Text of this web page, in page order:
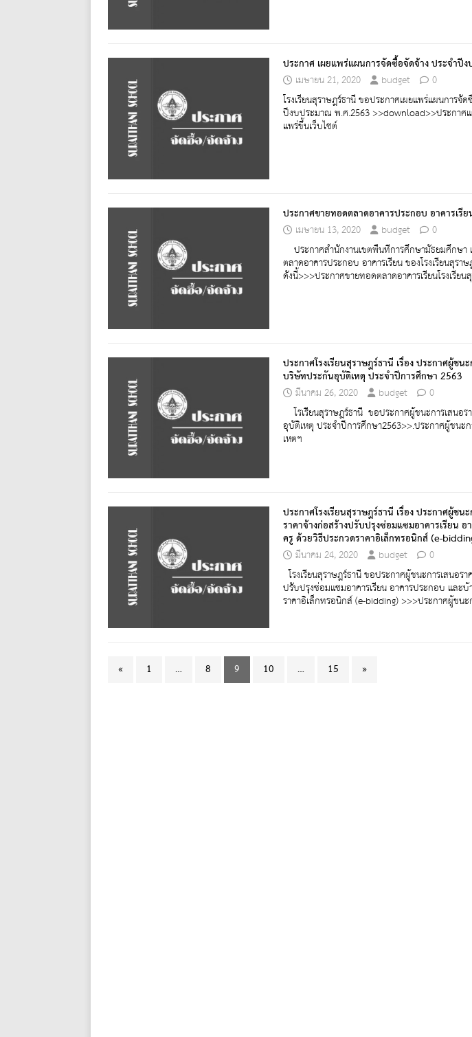
ประกาศ เผยแพร่แผนการจัดซื้อจัดจ้าง ประจำปี
เมษายน 21, 2020
budget
0
โรงเรียนสุราษฎร์ธานี ขอประกาศเผยแพร่แผนการจั
ปีงบประมาณ พ.ศ.2563 >>download>>ประกาศแ
แพร่ขึ้นเว็บไซต์
ประกาศขายทอดตลาดอาคารประกอบ อาคารเรีย
เมษายน 13, 2020
budget
0
ประกาศสำนักงานเขตพื้นที่การศึกษามัธยมศึกษา
ตลาดอาคารประกอบ อาคารเรียน ของโรงเรียนสุรา
ดังนี้>>>ประกาศขายทอดตลาดอาคารเรียนโรงเรียน
ประกาศโรงเรียนสุราษฎร์ธานี เรื่อง ประกาศผู้ชน
บริษัทประกันอุบัติเหตุ ประจำปีการศึกษา 2563
มีนาคม 26, 2020
budget
0
โรเรียนสุราษฎร์ธานี ขอประกาศผู้ชนะการเสนอ
อุบัติเหตุ ประจำปีการศึกษา2563>>.ประกาศผู้ชนะ
เหตฯ
ประกาศโรงเรียนสุราษฎร์ธานี เรื่อง ประกาศผู้ชน
ราคาจ้างก่อสร้างปรับปรุงซ่อมแซมอาคารเรียน
ครู ด้วยวิธีประกวดราคาอิเล็กทรอนิกส์ (e-
มีนาคม 24, 2020
budget
0
โรงเรียนสุราษฎร์ธานี ขอประกาศผู้ชนะการเสนอร
ปรับปรุงซ่อมแซมอาคารเรียน อาคารประกอบ และ
ราคาอิเล็กทรอนิกส์ (e-bidding) >>>ประกาศผู้ชน
« 1 … 8 9 10 … 15 »